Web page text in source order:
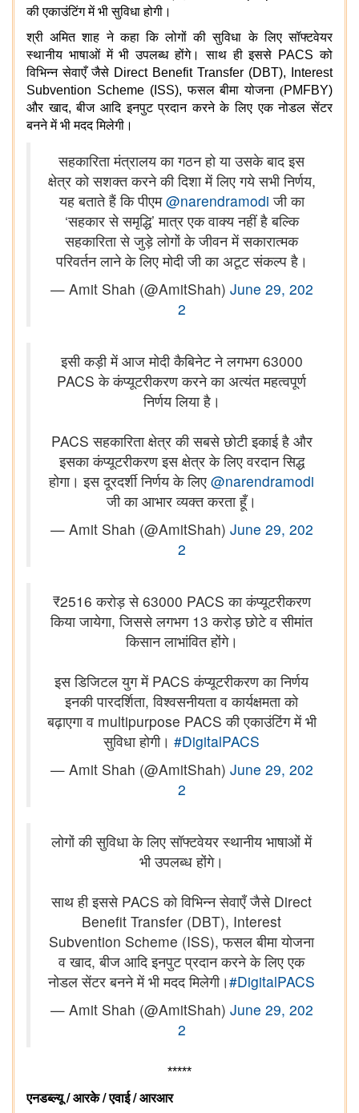
की एकाउंटिंग में भी सुविधा होगी।
श्री अमित शाह ने कहा कि लोगों की सुविधा के लिए सॉफ्टवेयर
स्थानीय भाषाओं में भी उपलब्ध होंगे। साथ ही इससे PACSको
विभिन्न सेवाएँ जैसे Direct Benefit Transfer (DBT), Interest
Subvention Scheme (ISS),फसल बीमा योजना (PMFBY)
और खाद,बीज आदि इनपुट प्रदान करने के लिए एक नोडल सेंटर
बनने में भी मदद मिलेगी।
सहकारिता मंत्रालय का गठन हो या उसके बाद इस
क्षेत्र को सशक्त करने की दिशा में लिए गये सभी निर्णय,
यह बताते हैं कि पीएम@narendramodi जी का
‘सहकार से समृद्धि’ मात्र एक वाक्य नहीं है बल्कि
सहकारिता से जुड़े लोगों के जीवन में सकारात्मक
परिवर्तन लाने के लिए मोदी जी का अटूट संकल्प है।
— Amit Shah (@AmitShah) June 29, 202
2
इसी कड़ी में आज मोदी कैबिनेट ने लगभग 63000
PACS के कंप्‍यूटरीकरण करने का अत्यंत महत्वपूर्ण
निर्णय लिया है।
PACS सहकारिता क्षेत्र की सबसे छोटी इकाई है और
इसका कंप्‍यूटरीकरण इस क्षेत्र के लिए वरदान सिद्ध
होगा। इस दूरदर्शी निर्णय के लिए @narendramodi
जी का आभार व्यक्त करता हूँ।
— Amit Shah (@AmitShah) June 29, 202
2
₹2516 करोड़ से 63000 PACS का कंप्‍यूटरीकरण
किया जायेगा, जिससे लगभग 13 करोड़ छोटे व सीमांत
किसान लाभांवित होंगे।
इस डिजिटल युग में PACS कंप्‍यूटरीकरण का निर्णय
इनकी पारदर्शिता, विश्वसनीयता व कार्यक्षमता को
बढ़ाएगा व multipurpose PACS की एकाउंटिंग में भी
सुविधा होगी। #DigitalPACS
— Amit Shah (@AmitShah) June 29, 202
2
लोगों की सुविधा के लिए सॉफ्टवेयर स्थानीय भाषाओं में
भी उपलब्ध होंगे।
साथ ही इससे PACS को विभिन्न सेवाएँ जैसे Direct
Benefit Transfer (DBT), Interest
Subvention Scheme (ISS), फसल बीमा योजना
व खाद, बीज आदि इनपुट प्रदान करने के लिए एक
नोडल सेंटर बनने में भी मदद मिलेगी।#DigitalPACS
— Amit Shah (@AmitShah) June 29, 202
2
*****
एनडब्ल्यू/आरके/एवाई/आरआर